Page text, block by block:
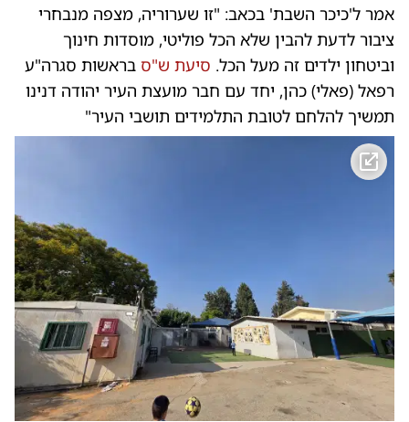
אמר ל'כיכר השבת' בכאב: "זו שערוריה, מצפה מנבחרי
ציבור לדעת להבין שלא הכל פוליטי, מוסדות חינוך
וביטחון ילדים זה מעל הכל. סיעת ש"ס בראשות סגרה"ע
רפאל (פאלי) כהן, יחד עם חבר מועצת העיר יהודה דנינו
תמשיך להלחם לטובת התלמידים תושבי העיר"